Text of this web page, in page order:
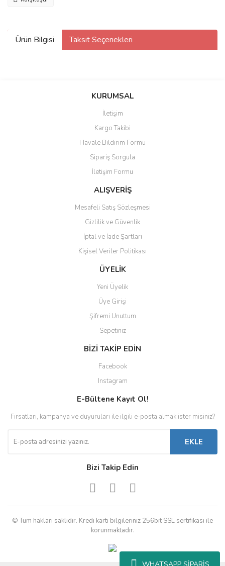
WHATSAPP SİPARİŞ
Ürün Bilgisi Taksit Seçenekleri
KURUMSAL
İletişim
Kargo Takibi
Havale Bildirim Formu
Sipariş Sorgula
İletişim Formu
ALIŞVERİŞ
Mesafeli Satış Sözleşmesi
Gizlilik ve Güvenlik
İptal ve İade Şartları
Kişisel Veriler Politikası
ÜYELİK
Yeni Üyelik
Üye Girişi
Şifremi Unuttum
Sepetiniz
BİZİ TAKİP EDİN
Facebook
Instagram
E-Bültene Kayıt Ol!
Fırsatları, kampanya ve duyuruları ile ilgili e-posta almak ister misiniz?
EKLE
Bizi Takip Edin
© Tüm hakları saklıdır. Kredi kartı bilgileriniz 256bit SSL sertifikası ile
korunmaktadır.